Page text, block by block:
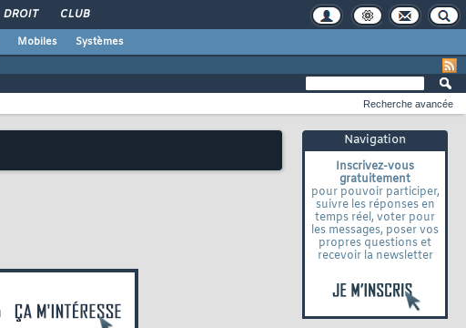
DROIT CLUB
Mobiles
Systèmes
Navigation
Inscrivez-vous
gratuitement
pour pouvoir participer,
suivre les réponses en
temps réel, voter pour
les messages, poser vos
propres questions et
recevoir la newsletter
Recherche avancée